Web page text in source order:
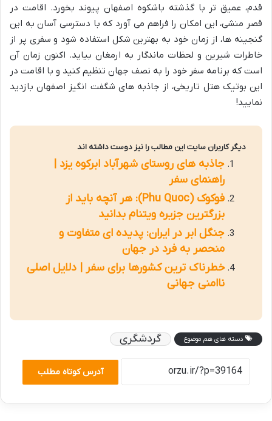
قدم، عمیق تر با گذشته باشکوه اصفهان پیوند بخورد. اقامت در
قصر منشی، این امکان را فراهم می آورد که با دسترسی آسان به این
گنجینه ها، از زمان خود به بهترین شکل استفاده شود و سفری پر از
خاطرات شیرین و لحظات ماندگار به ارمغان بیاید. اکنون زمان آن
است که برنامه سفر خود را به نصف جهان تنظیم کنید و با اقامت در
این بوتیک هتل تاریخی، از جاذبه های شگفت انگیز اصفهان بازدید
نمایید!
دیگر کاربران سایت این مطالب را نیز دوست داشته اند
جاذبه های روستای شهرآباد ابرکوه یزد |
راهنمای سفر
فوکوک (Phu Quoc): هر آنچه باید از
بزرگترین جزیره ویتنام بدانید
جنگل ابر در ایران: پدیده ای متفاوت و
منحصر به فرد در جهان
خطرناک ترین کشورها برای سفر | دلایل اصلی
ناامنی جهانی
دسته های هم موضوع گردشگری
آدرس کوتاه مطلب